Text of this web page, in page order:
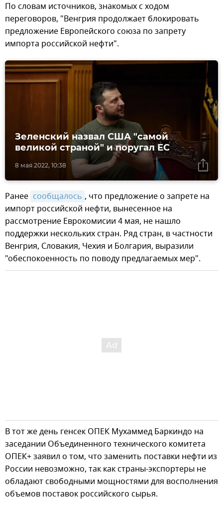
По словам источников, знакомых с ходом
переговоров, "Венгрия продолжает блокировать
предложение Европейского союза по запрету
импорта российской нефти".
8 мая 2022, 10:38
Зеленский назвал США "самой
великой страной" и поругал ЕС
Ранее сообщалось , что предложение о запрете на
импорт российской нефти, вынесенное на
рассмотрение Еврокомисии 4 мая, не нашло
поддержки нескольких стран. Ряд стран, в частности
Венгрия, Словакия, Чехия и Болгария, выразили
"обеспокоенность по поводу предлагаемых мер".
В тот же день генсек ОПЕК Мухаммед Баркиндо на
заседании Объединенного технического комитета
ОПЕК+ заявил о том, что заменить поставки нефти из
России невозможно, так как страны-экспортеры не
обладают свободными мощностями для восполнения
объемов поставок российского сырья.